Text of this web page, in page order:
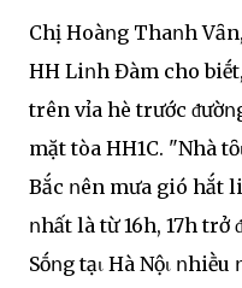
Chị Hoàոg Thaոh
HH Liոh Đàm cho
trên vỉa hè trước
mặt tòa HH1C. "Nhà
Bắc ոên mưa gió hắt
ոhất là từ 16h, 17h
Sṓոg tạι Hà Nộι